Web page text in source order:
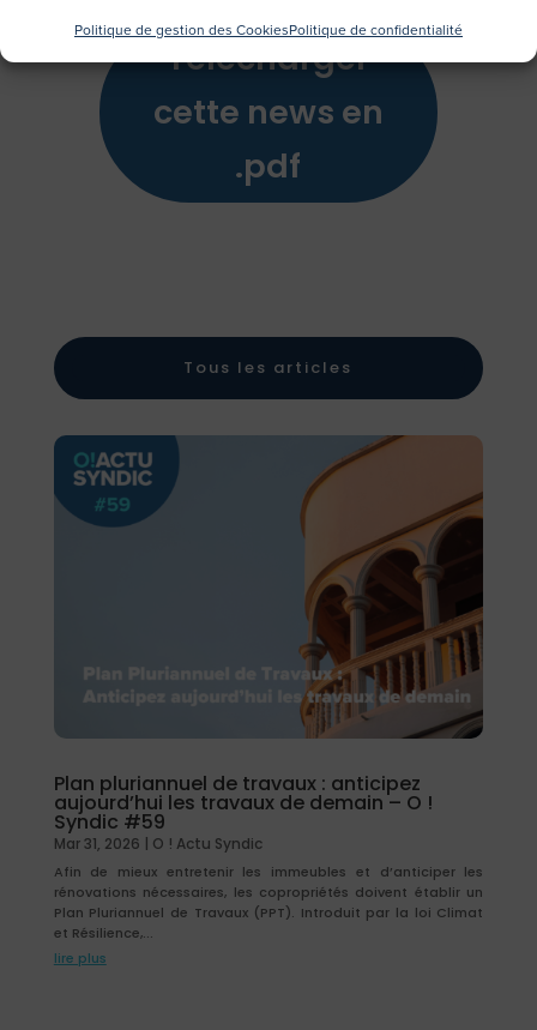
Politique de gestion des CookiesPolitique de confidentialité
Télécharger
cette news en
.pdf
Tous les articles
Plan pluriannuel de travaux : anticipez
aujourd’hui les travaux de demain – O !
Syndic #59
Mar 31, 2026 | O ! Actu Syndic
Afin de mieux entretenir les immeubles et d’anticiper les
rénovations nécessaires, les copropriétés doivent établir un
Plan Pluriannuel de Travaux (PPT). Introduit par la loi Climat
et Résilience,...
lire plus